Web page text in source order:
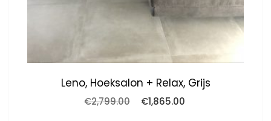
Leno, Hoeksalon + Relax, Grijs
€2,799.00
Oorspronkelijke
€1,865.00